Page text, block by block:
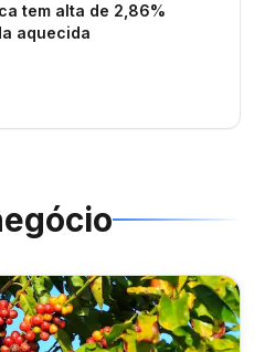
tem alta de 2,86%
aquecida